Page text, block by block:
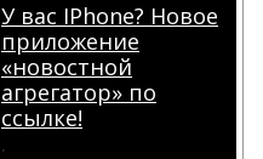
У вас IPhone? Новое
приложение
«новостной
агрегатор» по
ссылке!
.